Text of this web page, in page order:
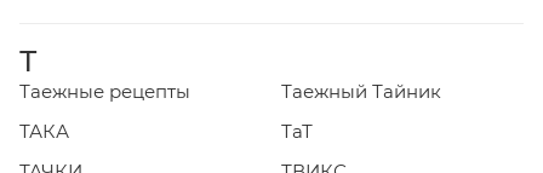
Т
Таежные рецепты
Таежный Тайник
ТАКА
ТаТ